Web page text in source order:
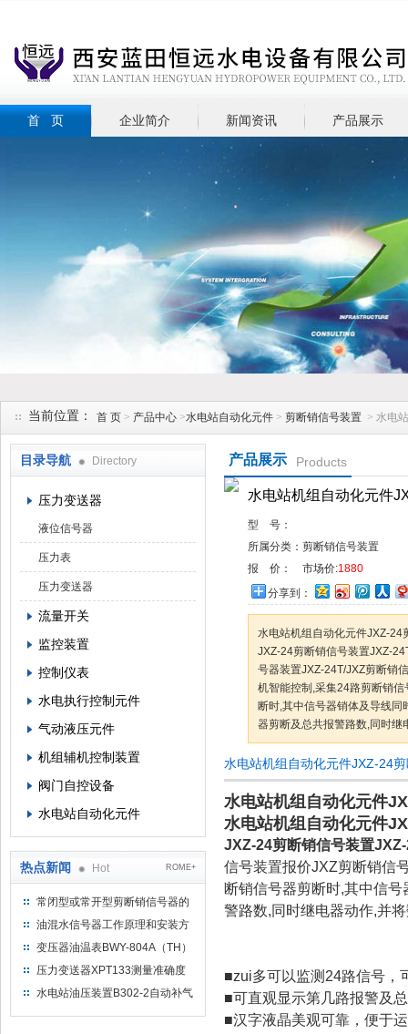
首 页 企业简介 新闻资讯 产品展示
当前位置： 首 页 > 产品中心 >水电站自动化元件 > 剪断销信号装置 > 水电
目录导航 Directory
压力变送器
液位信号器
压力表
压力变送器
流量开关
监控装置
控制仪表
水电执行控制元件
气动液压元件
机组辅机控制装置
阀门自控设备
水电站自动化元件
热点新闻 Hot ROME+
常闭型或常开型剪断销信号器的
工作原理
油混水信号器工作原理和安装方
式
变压器油温表BWY-804A（TH）
测量范围
压力变送器XPT133测量准确度
不高是什么原因导致的？
水电站油压装置B302-2自动补气
产品展示 Products
水电站机组自动化元件
型 号：
所属分类： 剪断销信号装置
报 价：
市场价:1880
分享到：
水电站机组自动化元件JXZ-24
JXZ-24剪断销信号装置JXZ-
号器装置JXZ-24T/JXZ剪断销
机智能控制,采集24路剪断销
断时,其中信号器销体及导线
器剪断及总共报警路数,同时
水电站机组自动化元件JXZ-24
水电站机组自动化元件
水电站机组自动化元件
JXZ-24剪断销信号装置
信号装置报价JXZ剪断销信
断销信号器剪断时,其中信
警路数,同时继电器动作,并
■zui多可以监测24路信号，
■可直观显示第几路报警及
■汉字液晶美观可靠，便于